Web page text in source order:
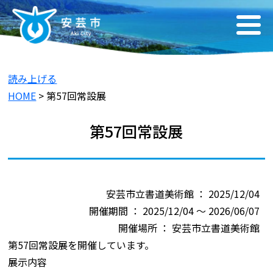
読み上げる
HOME > 第57回常設展
第57回常設展
安芸市立書道美術館 ： 2025/12/04
開催期間 ： 2025/12/04 ～ 2026/06/07
開催場所 ： 安芸市立書道美術館
第57回常設展を開催しています。
展示内容